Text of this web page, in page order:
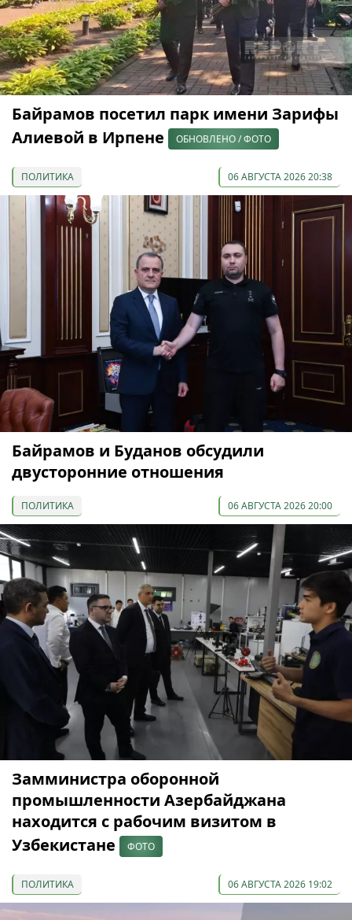
Байрамов посетил парк имени Зарифы
Алиевой в Ирпене
ОБНОВЛЕНО / ФОТО
ПОЛИТИКА 06 АВГУСТА 2026 20:38
Байрамов и Буданов обсудили
двусторонние отношения
ПОЛИТИКА 06 АВГУСТА 2026 20:00
Замминистра оборонной
промышленности Азербайджана
находится с рабочим визитом в
Узбекистане
ФОТО
ПОЛИТИКА 06 АВГУСТА 2026 19:02